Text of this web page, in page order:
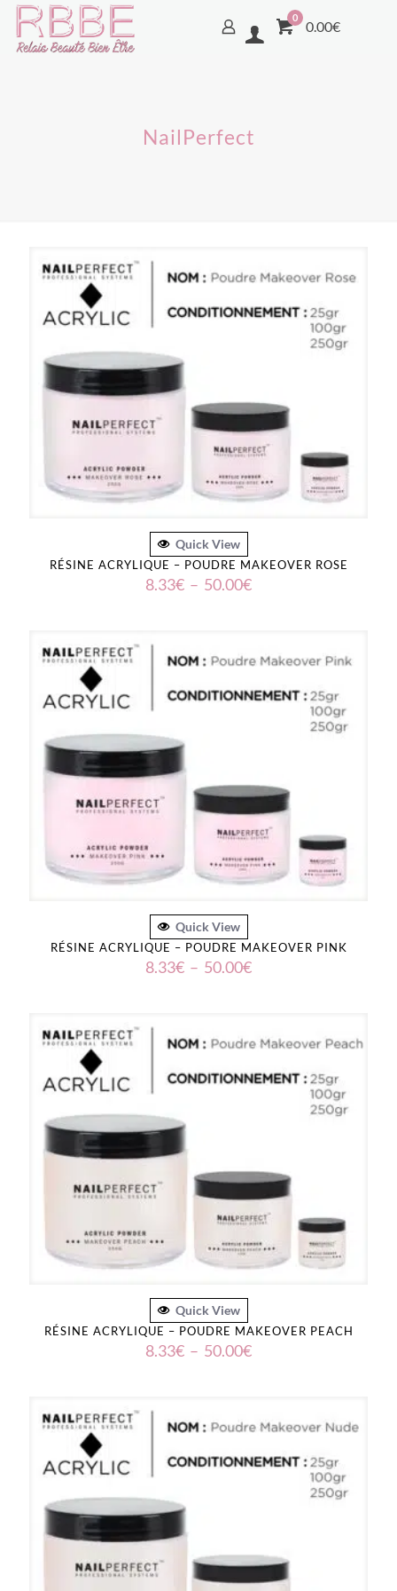
0
0.00€
NailPerfect
Quick View
RÉSINE ACRYLIQUE – POUDRE MAKEOVER ROSE
8.33€ – 50.00€Plage
50.00€
Quick View
RÉSINE ACRYLIQUE – POUDRE MAKEOVER PINK
8.33€ – 50.00€Plage
50.00€
Quick View
RÉSINE ACRYLIQUE – POUDRE MAKEOVER PEACH
8.33€ – 50.00€Plage
50.00€